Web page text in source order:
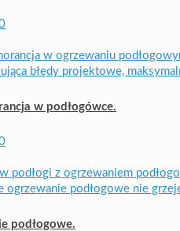
w podłogówce.
podłogowe.